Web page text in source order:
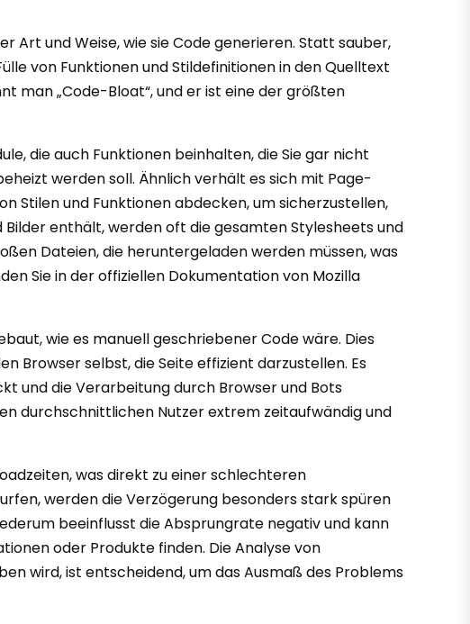
Art und Weise, wie sie Code generieren. Statt sauber,
von Funktionen und Stildefinitionen in den Quelltext
man „Code-Bloat“, und er ist eine der größten
die auch Funktionen beinhalten, die Sie gar nicht
werden soll. Ähnlich verhält es sich mit Page-
Stilen und Funktionen abdecken, um sicherzustellen,
enthält, werden oft die gesamten Stylesheets und
Dateien, die heruntergeladen werden müssen, was
Sie in der offiziellen Dokumentation von Mozilla
wie es manuell geschriebener Code wäre. Dies
Browser selbst, die Seite effizient darzustellen. Es
und die Verarbeitung durch Browser und Bots
durchschnittlichen Nutzer extrem zeitaufwändig und
was direkt zu einer schlechteren
werden die Verzögerung besonders stark spüren
beeinflusst die Absprungrate negativ und kann
oder Produkte finden. Die Analyse von
wird, ist entscheidend, um das Ausmaß des Problems